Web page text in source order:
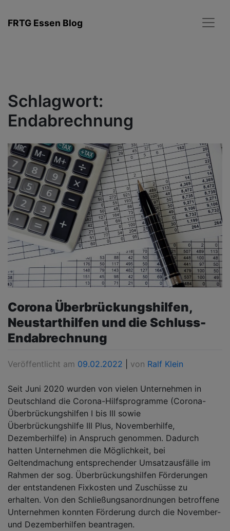
Inhalt
FRTG Essen Blog
Schlagwort:
Endabrechnung
Corona Überbrückungshilfen,
Neustarthilfen und die Schluss-
Endabrechnung
Veröffentlicht am 09.02.2022 von Ralf Klein
Seit Juni 2020 wurden von vielen Unternehmen in
Deutschland die Corona-Hilfsprogramme (Corona-
Überbrückungshilfen I bis III sowie
Überbrückungshilfe III Plus, Novemberhilfe,
Dezemberhilfe) in Anspruch genommen. Dadurch
hatten Unternehmen die Möglichkeit, bei
Geltendmachung entsprechender Umsatzausfälle im
Rahmen der sog. Überbrückungshilfen Förderungen
der entstandenen Fixkosten und Zuschüsse zu
erhalten. Von den Schließungsanordnungen betroffene
Unternehmen konnten Förderung durch die November-
und Dezemberhilfen beantragen.